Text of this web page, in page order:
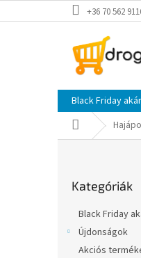
a
+36 70 562
Black Friday
Kezdőlap
átugrása
Kategóriák
Black Friday
Újdonságok
Akciós